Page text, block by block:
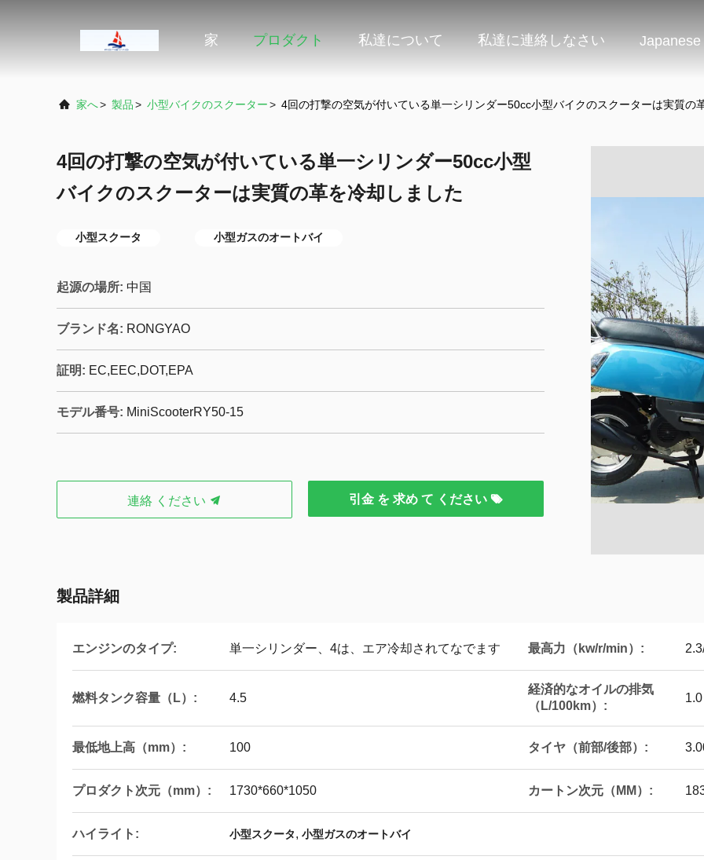
家 プロダクト 私達について 私達に連絡しなさい Japanese
家へ> 製品> 小型バイクのスクーター> 4回の打撃の空気が付いている単一シリンダー50cc小型バイクのスクーターは実質の
4回の打撃の空気が付いている単一シリンダー50cc小型
バイクのスクーターは実質の革を冷却しました
小型スクータ 小型ガスのオートバイ
起源の場所: 中国
ブランド名: RONGYAO
証明: EC,EEC,DOT,EPA
モデル番号: MiniScooterRY50-15
連絡 ください 引金 を 求め て ください
製品詳細
エンジンのタイプ: 単一シリンダー、4は、エア冷却されてなでます 最高力（kw/r/min）:
燃料タンク容量（L）: 4.5
経済的なオイルの排気
（L/100km）:
1.0
最低地上高（mm）: 100 タイヤ（前部/後部）:
プロダクト次元（mm）: 1730*660*1050 カートン次元（MM）:
ハイライト: 小型スクータ, 小型ガスのオートバイ